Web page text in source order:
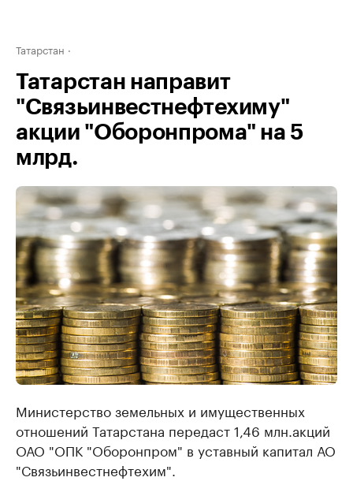
Татарстан
Татарстан направит
"Связьинвестнефтехиму"
акции "Оборонпрома" на 5
млрд.
Министерство земельных и имущественных
отношений Татарстана передаст 1,46 млн.акций
ОАО "ОПК "Оборонпром" в уставный капитал АО
"Связьинвестнефтехим".